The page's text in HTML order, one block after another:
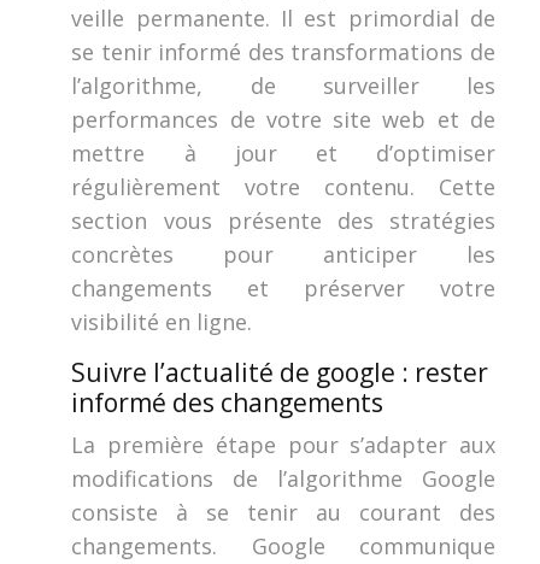
veille permanente. Il est primordial de
se tenir informé des transformations de
l’algorithme, de surveiller les
performances de votre site web et de
mettre à jour et d’optimiser
régulièrement votre contenu. Cette
section vous présente des stratégies
concrètes pour anticiper les
changements et préserver votre
visibilité en ligne.
Suivre l’actualité de google : rester
informé des changements
La première étape pour s’adapter aux
modifications de l’algorithme Google
consiste à se tenir au courant des
changements. Google communique